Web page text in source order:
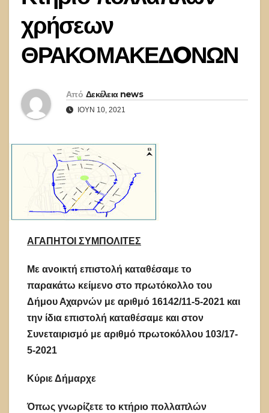
χρήσεων
ΘΡΑΚΟΜΑΚΕΔOΝΩΝ
Από Δεκέλεια news
ΙΟΎΝ 10, 2021
ΑΓΑΠΗΤΟΙ ΣΥΜΠΟΛΙΤΕΣ
Με ανοικτή επιστολή καταθέσαμε το
παρακάτω κείμενο στο πρωτόκολλο του
Δήμου Αχαρνών με αριθμό 16142/11-5-2021 και
την ίδια επιστολή καταθέσαμε και στον
Συνεταιρισμό με αριθμό πρωτοκόλλου 103/17-
5-2021
Κύριε Δήμαρχε
Όπως γνωρίζετε το κτήριο πολλαπλών